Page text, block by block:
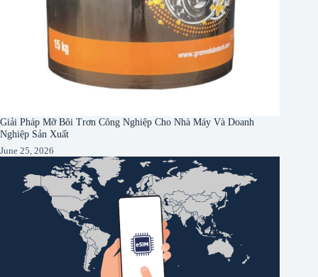
Giải Pháp Mỡ Bôi Trơn Công Nghiệp Cho Nhà Máy Và Doanh
Nghiệp Sản Xuất
June 25, 2026